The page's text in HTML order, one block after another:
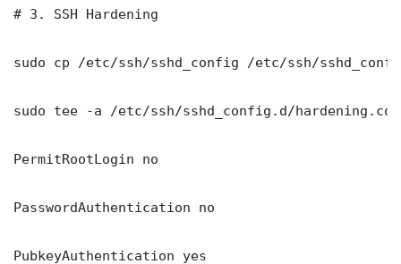
# 3. SSH Hardening
sudo cp /etc/ssh/sshd_config /etc/ssh/
sudo tee -a /etc/ssh/sshd_config.d/
PermitRootLogin no
PasswordAuthentication no
PubkeyAuthentication yes